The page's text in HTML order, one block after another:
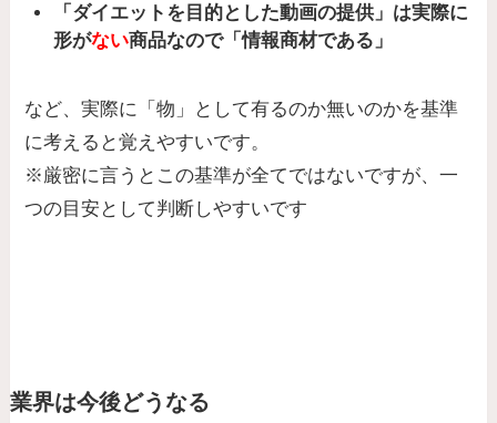
「ダイエットを目的とした動画の提供」は実際に
形がない商品なので「情報商材である」
など、実際に「物」として有るのか無いのかを基準
に考えると覚えやすいです。
※厳密に言うとこの基準が全てではないですが、一
つの目安として判断しやすいです
業界は今後どうなる